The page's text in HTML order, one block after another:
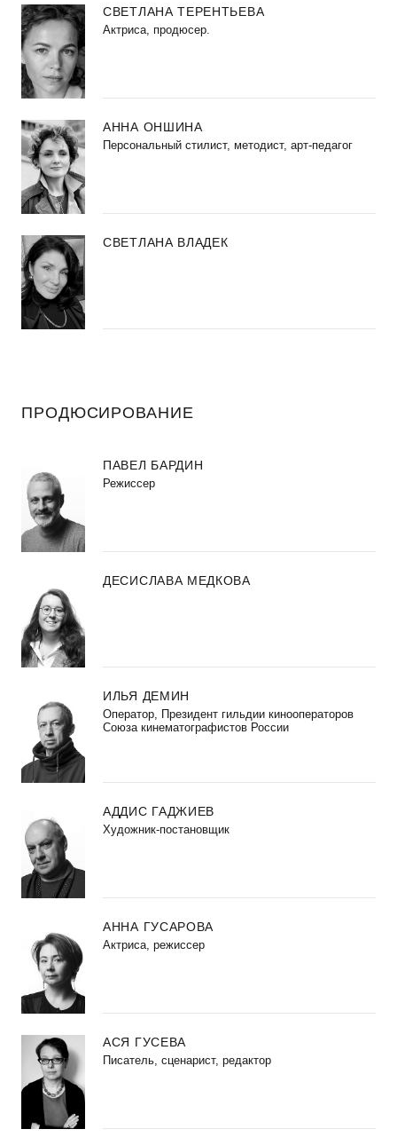
СВЕТЛАНА ТЕРЕНТЬЕВА
Актриса, продюсер.
АННА ОНШИНА
Персональный стилист, методист, арт-педагог
СВЕТЛАНА ВЛАДЕК
ПРОДЮСИРОВАНИЕ
ПАВЕЛ БАРДИН
Режиссер
ДЕСИСЛАВА МЕДКОВА
ИЛЬЯ ДЕМИН
Оператор, Президент гильдии кинооператоров
Союза кинематографистов России
АДДИС ГАДЖИЕВ
Художник-постановщик
АННА ГУСАРОВА
Актриса, режиссер
АСЯ ГУСЕВА
Писатель, сценарист, редактор